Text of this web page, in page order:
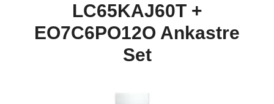
LC65KAJ60T +
EO7C6PO12O Ankastre
Set